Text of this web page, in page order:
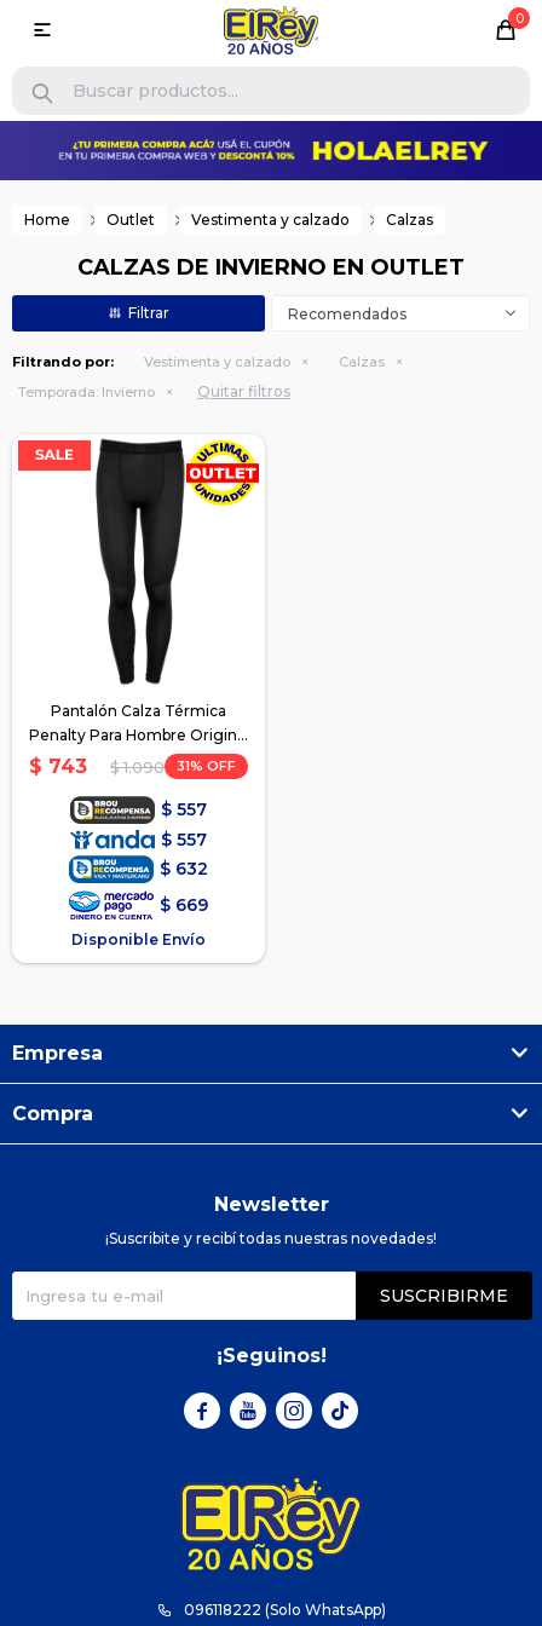
0

Home Outlet Vestimenta y calzado Calzas
CALZAS DE INVIERNO EN OUTLET
Recomendados
Filtrando por: Vestimenta y calzado
Calzas
Temporada: Invierno Quitar filtros
Pantalón Calza Térmica
Penalty Para Hombre Original
- Negro
$ 743 $ 1.090 31
$ 557
$ 557
$ 632
$ 669
Disponible Envío
096118222 (Solo WhatsApp)
Empresa
Compra
Newsletter
¡Suscribite y recibí todas nuestras novedades!
SUSCRIBIRME
¡Seguinos!
  